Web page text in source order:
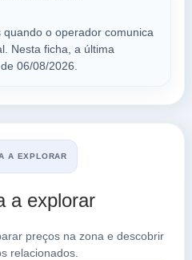
o operador comunica
Nesta ficha, a última
06/08/2026.
A EXPLORAR
a explorar
preços na zona e descobrir
relacionados.